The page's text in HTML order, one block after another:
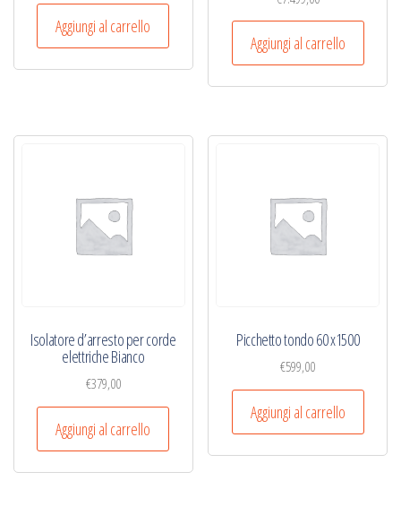
Aggiungi al carrello
Aggiungi al carrello
Isolatore d’arresto per corde
elettriche Bianco
€379,00
Aggiungi al carrello
Picchetto tondo 60 x1500
€599,00
Aggiungi al carrello